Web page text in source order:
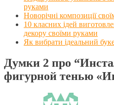
руками
Новорічні композиції
10 класних ідей
декору своїми руками
Як вибрати ідеальний
Думки 2 про
фигурной тенью